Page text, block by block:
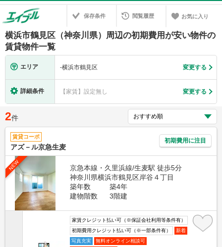
保存条件 閲覧履歴 お気に入り
横浜市鶴見区（神奈川県）周辺の初期費用が安い物件の
賃貸物件一覧
エリア -横浜市鶴見区 変更する
詳細条件 【家賃】設定無し 変更する
2件
賃貸コーポ
アズ－ル京急生麦
初期費用に注目
NEW
京急本線・久里浜線/生麦駅 徒歩5分
神奈川県横浜市鶴見区岸谷４丁目
築年数
築4年
建物階数
3階建
家賃クレジット払い可（※保証会社利用等条件有）
初期費用クレジット払い可（※一部条件有）
新着
写真充実
無料オンライン相談可